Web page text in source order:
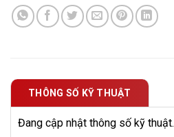
THÔNG SỐ KỸ THUẬT
Đang cập nhật thông số kỹ thuật.